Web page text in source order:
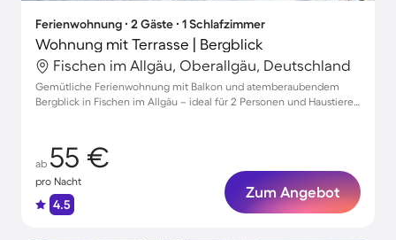
Ferienwohnung ∙ 2 Gäste ∙ 1 Schlafzimmer
Wohnung mit Terrasse | Bergblick
Fischen im Allgäu, Oberallgäu, Deutschland
Gemütliche Ferienwohnung mit Balkon und atemberaubendem
Bergblick in Fischen im Allgäu – ideal für 2 Personen und Haustiere
ab 55 €
pro Nacht
4.5
Zum Angebot